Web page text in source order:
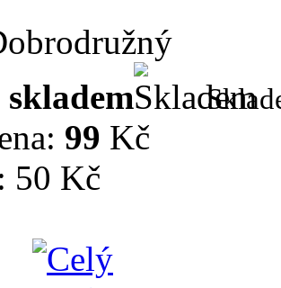
99 Kč
50 Kč